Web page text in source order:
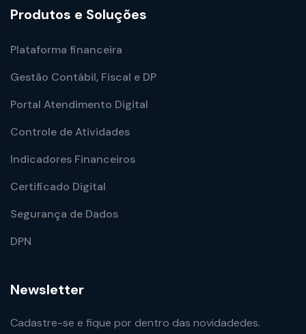
Produtos e Soluções
Plataforma financeira
Gestão Contábil, Fiscal e DP
Portal Atendimento Digital
Controle de Atividades
Indicadores Financeiros
Certificado Digital
Segurança de Dados
DPN
Newsletter
Cadastre-se e fique por dentro das novidadedes.